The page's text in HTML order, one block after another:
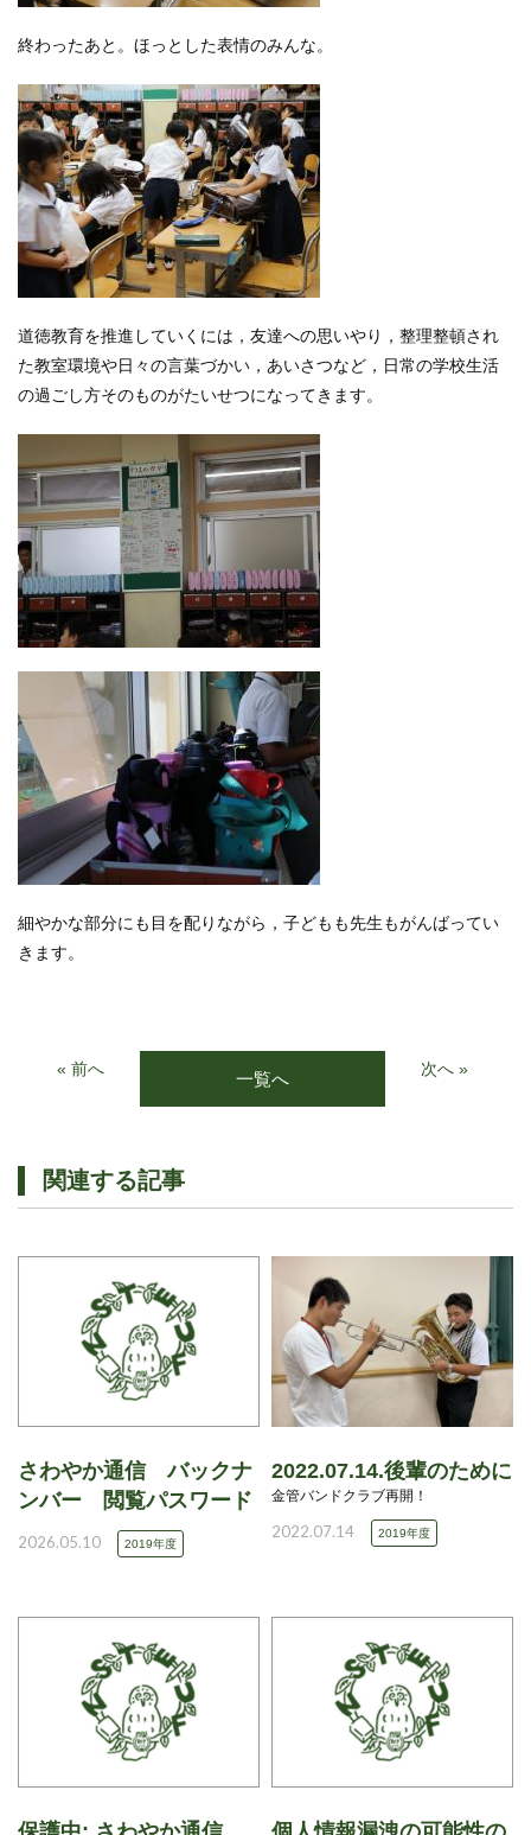
終わったあと。ほっとした表情のみんな。
道徳教育を推進していくには，友達への思いやり，整理整頓され
た教室環境や日々の言葉づかい，あいさつなど，日常の学校生活
の過ごし方そのものがたいせつになってきます。
細やかな部分にも目を配りながら，子どもも先生もがんばってい
きます。
« 前へ 一覧へ 次へ »
関連する記事
さわやか通信 バックナ
ンバー 閲覧パスワード
2026.05.10 2019年度
2022.07.14.後輩のために
金管バンドクラブ再開！
2022.07.14 2019年度